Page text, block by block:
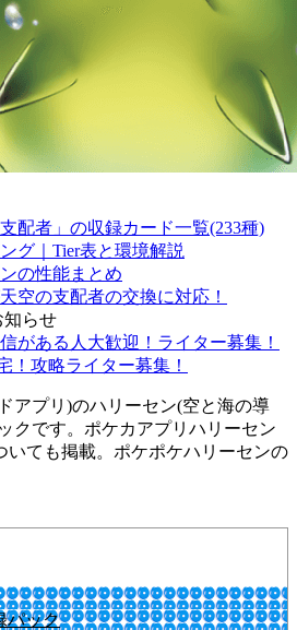
配者」の収録カード一覧(233種)
グ｜Tier表と環境解説
の性能まとめ
空の支配者の交換に対応！
知らせ
がある人大歓迎！ライター募集！
！攻略ライター募集！
アプリ)のハリーセン(空と海の導
クです。ポケカアプリハリーセン
いても掲載。ポケポケハリーセンの
パック